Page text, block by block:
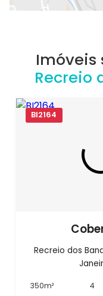
Imóveis
Recreio
BI2164
Recreio dos
350m² 4